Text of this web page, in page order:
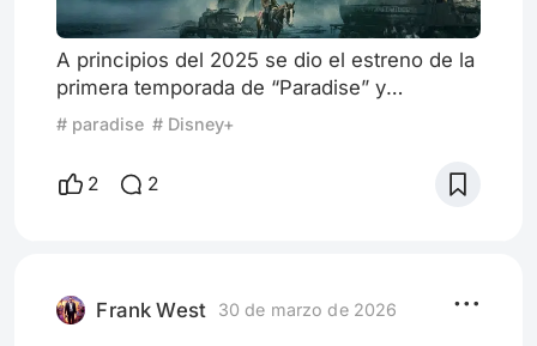
A principios del 2025 se dio el estreno de la
primera temporada de “Paradise” y
rápidamente se convirtió en un éxito
absoluto en Disney Plus e incluso en la gran
sorpresa de la plataforma en la cual que la
llevo a diversas nominaciones de diferentes
continuar los misterios dentro del bunk
# paradise # Disney+
2 2
Frank West 30 de marzo de 2026